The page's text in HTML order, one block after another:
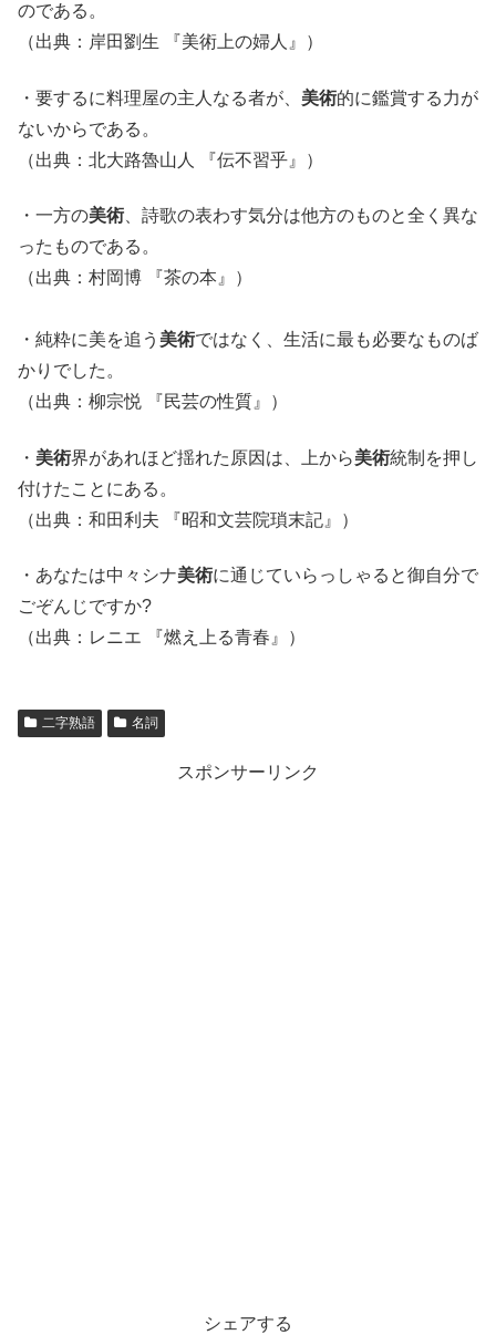
のである。
（出典：岸田劉生 『美術上の婦人』）
・要するに料理屋の主人なる者が、 美術的に鑑賞する力が
ないからである。
（出典：北大路魯山人 『伝不習乎』）
・一方の美術 、詩歌の表わす気分は他方のものと全く異な
ったものである。
（出典：村岡博 『茶の本』）
・純粋に美を追う 美術ではなく、生活に最も必要なものば
かりでした。
（出典：柳宗悦 『民芸の性質』）
・ 美術界があれほど揺れた原因は、上から美術統制を押し
付けたことにある。
（出典：和田利夫 『昭和文芸院瑣末記』）
・あなたは中々シナ美術に通じていらっしゃると御自分で
ごぞんじですか?
（出典：レニエ 『燃え上る青春』）
二字熟語 名詞
スポンサーリンク
シェアする